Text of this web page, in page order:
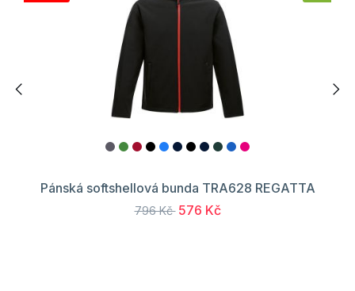
Pánská softshellová bunda TRA628 REGATTA
796 Kč 576 Kč